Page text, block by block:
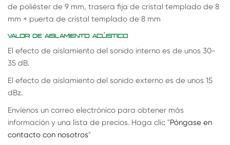
de poliéster de 9 mm, trasera fija de cristal templado de 8
mm + puerta de cristal templado de 8 mm
VALOR DE AISLAMIENTO ACÚSTICO
El efecto de aislamiento del sonido interno es de unos 30-
35 dB.
El efecto de aislamiento del sonido externo es de unos 15
dBz.
Envíenos un correo electrónico para obtener más
información y una lista de precios. Haga clic "Póngase en
contacto con nosotros"